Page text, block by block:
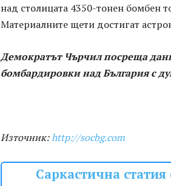
над столицата 4350-тонен бомбен
Материалните щети достигат
Демократът Чърчил посреща
бомбардировки над България с
Източник:http://socbg.com
Саркастична